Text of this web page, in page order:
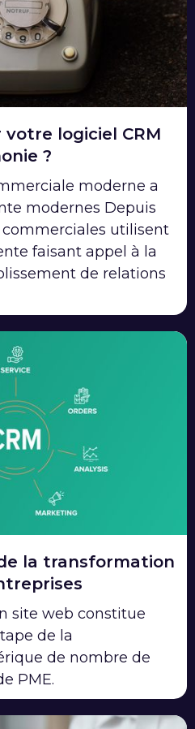
logiciel CRM
?
moderne a
modernes Depuis
utilisent
faisant appel à la
de relations
la transformation
site web constitue
de la
de nombre de
PME.